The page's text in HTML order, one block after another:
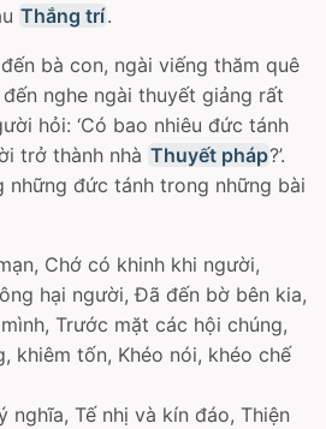
Thắng trí.
bà con, ngài viếng thăm quê
nghe ngài thuyết giảng rất
hỏi: ‘Có bao nhiêu đức tánh
trở thành nhà Thuyết pháp?’.
những đức tánh trong những bài
Chớ có khinh khi người,
hại người, Ðã đến bờ bên kia,
Trước mặt các hội chúng,
khiêm tốn, Khéo nói, khéo chế
nghĩa, Tế nhị và kín đáo, Thiện